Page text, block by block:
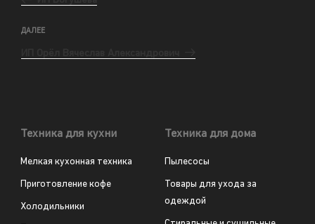
ДАЛЕЕ
Техника для кухни
Мелкая кухонная техника
Приготовление кофе
Холодильники
Техника для дома
Пылесосы
Товары для ухода за
одеждой